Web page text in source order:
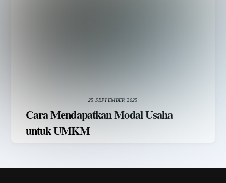
25 SEPTEMBER 2025
Cara Mendapatkan Modal Usaha
untuk UMKM